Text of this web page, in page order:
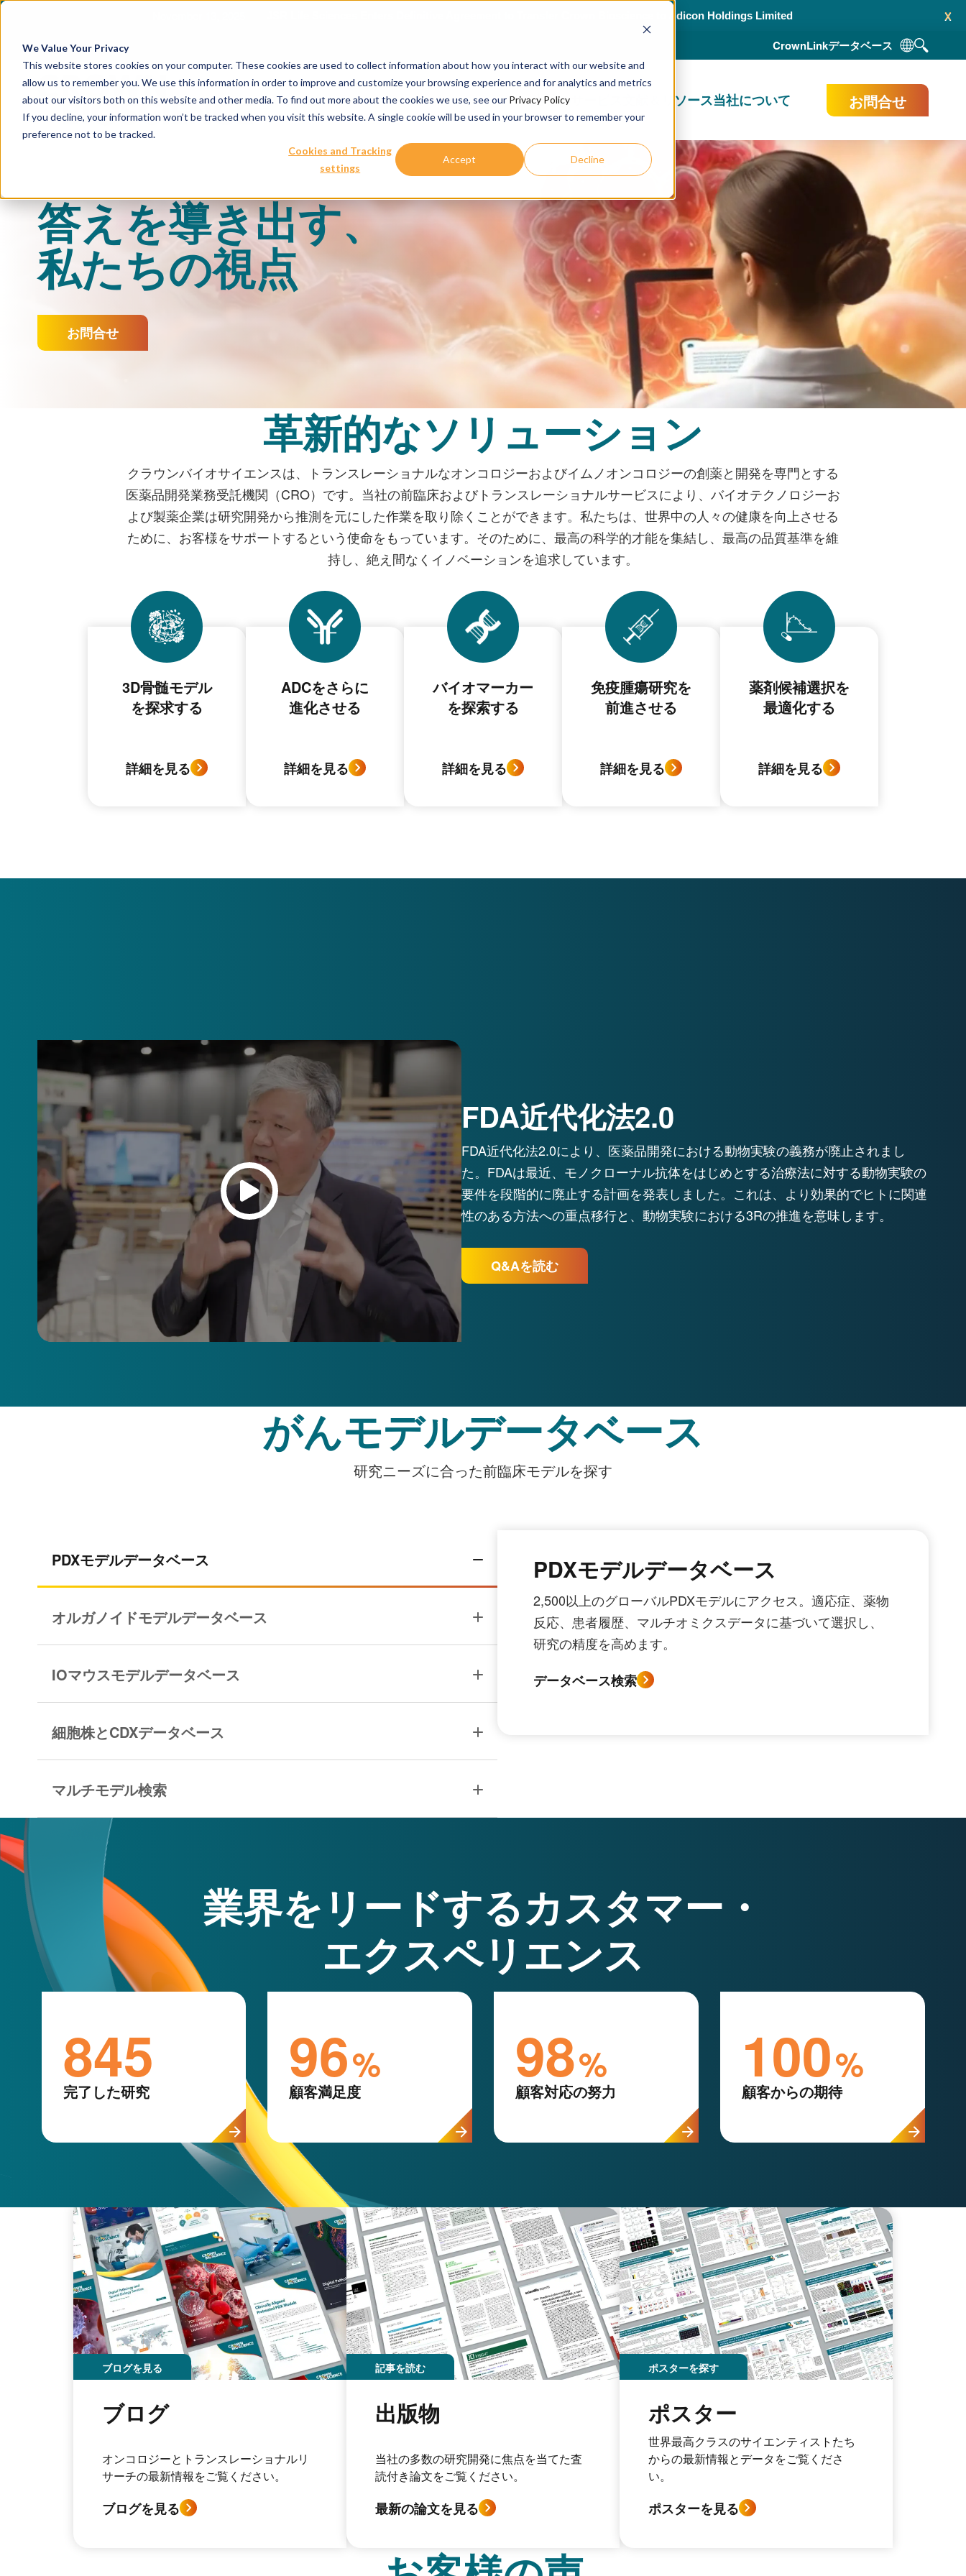
We Value Your Privacy
This website stores cookies on your computer. These cookies are used to collect information about how you interact with our website and
allow us to remember you. We use this information in order to improve and customize your browsing experience and for analytics and metrics
about our visitors both on this website and other media. To find out more about the cookies we use, see our Privacy Policy
If you decline, your information won’t be tracked when you visit this website. A single cookie will be used in your browser to remember your
preference not to be tracked.
Cookies and Tracking
settings
Accept Decline
x
JSR Life Sciences Enters Definitive Agreement to Transfer Crown Bioscience to Adicon Holdings Limited
CrownLinkデータベース
当社のサービス 文献＆リソース当社について お問合せ
答えを導き出す、
私たちの視点
お問合せ
革新的なソリューション
クラウンバイオサイエンスは、トランスレーショナルなオンコロジーおよびイムノオンコロジーの創薬と開発を専門とする
医薬品開発業務受託機関（CRO）です。当社の前臨床およびトランスレーショナルサービスにより、バイオテクノロジーお
よび製薬企業は研究開発から推測を元にした作業を取り除くことができます。私たちは、世界中の人々の健康を向上させる
ために、お客様をサポートするという使命をもっています。そのために、最高の科学的才能を集結し、最高の品質基準を維
持し、絶え間なくイノベーションを追求しています。
3D骨髄モデル
を探求する
詳細を見る
ADCをさらに
進化させる
詳細を見る
バイオマーカー
を探索する
詳細を見る
免疫腫瘍研究を
前進させる
詳細を見る
薬剤候補選択を
最適化する
詳細を見る
FDA近代化法2.0
FDA近代化法2.0により、医薬品開発における動物実験の義務が廃止されまし
た。FDAは最近、モノクローナル抗体をはじめとする治療法に対する動物実験の
要件を段階的に廃止する計画を発表しました。これは、より効果的でヒトに関連
性​​のある方法への重点移行と、動物実験における3Rの推進を意味します。
Q&Aを読む
がんモデルデータベース
研究ニーズに合った前臨床モデルを探す
PDXモデルデータベース
オルガノイドモデルデータベース
IOマウスモデルデータベース
細胞株とCDXデータベース
マルチモデル検索
PDXモデルデータベース
2,500以上のグローバルPDXモデルにアクセス。適応症、薬物
反応、患者履歴、マルチオミクスデータに基づいて選択し、
研究の精度を高めます。
データベース検索
業界をリードするカスタマー・
エクスペリエンス
845
完了した研究 96%
顧客満足度 98%
顧客対応の努力 100%
顧客からの期待
ブログを見る
ブログ
オンコロジーとトランスレーショナルリ
サーチの最新情報をご覧ください。
ブログを見る
記事を読む
出版物
当社の多数の研究開発に焦点を当てた査
読付き論文をご覧ください。
最新の論文を見る
ポスターを探す
ポスター
世界最高クラスのサイエンティストたち
からの最新情報とデータをご覧くださ
い。
ポスターを見る